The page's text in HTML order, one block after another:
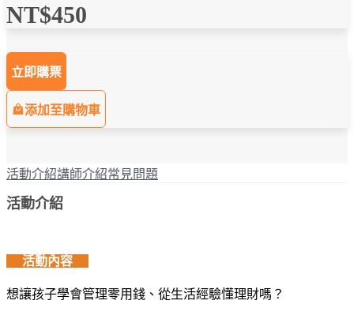
NT$450
立即購票
添加至購物車
活動介紹講師介紹常見問題
活動介紹
活動內容
想讓孩子學會管理零用錢、從生活經驗懂理財嗎？